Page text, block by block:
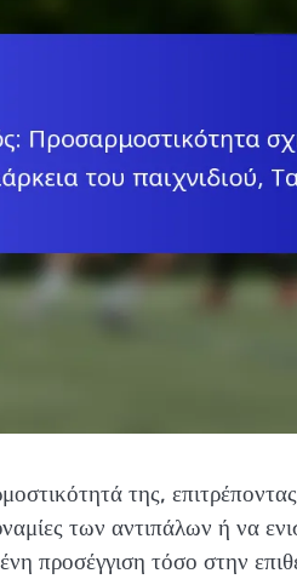
της,
των αντιπάλων ή να
προσέγγιση τόσο στην